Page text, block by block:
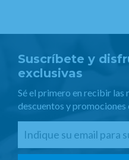
Suscríbete y
exclusivas
Sé el primero en recibir las
descuentos y promociones